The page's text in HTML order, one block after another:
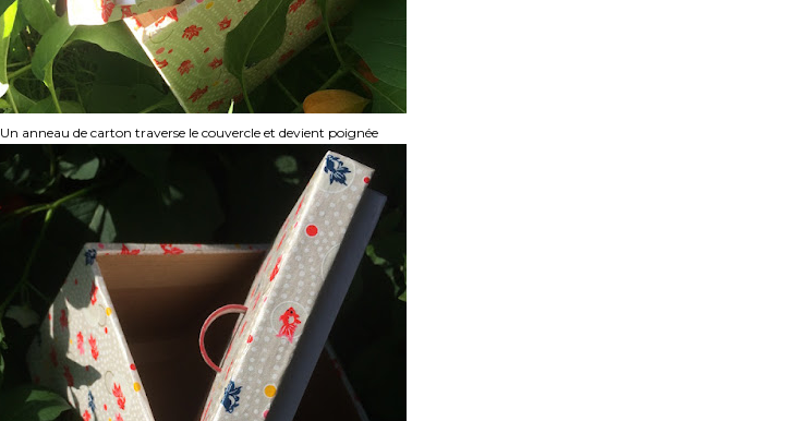
Un anneau de carton traverse le couvercle et devient poignée